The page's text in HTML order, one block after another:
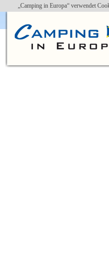
„Camping in Europa“ verwendet